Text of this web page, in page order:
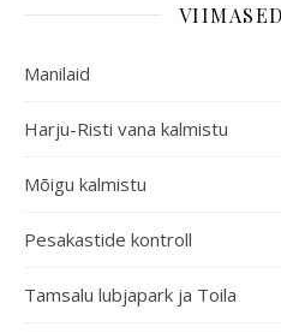
Manilaid
Harju-Risti vana kalmistu
Mõigu kalmistu
Pesakastide kontroll
Tamsalu lubjapark ja Toila